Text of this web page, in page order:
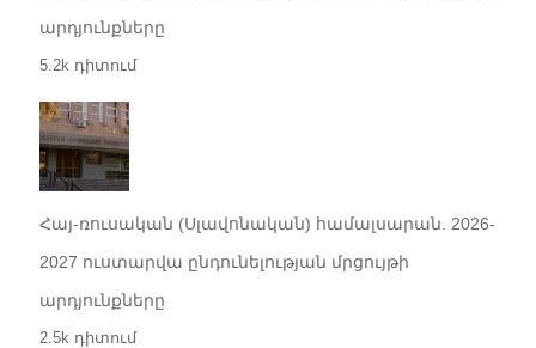
արդյունքները
5.2k դիտում
Հայ-ռուսական (Սլավոնական) համալսարան. 2026-
2027 ուստարվա ընդունելության մրցույթի
արդյունքները
2.5k դիտում